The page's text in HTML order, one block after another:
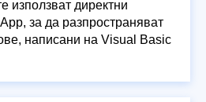
използват директни
за да разпространяват
написани на Visual Basic